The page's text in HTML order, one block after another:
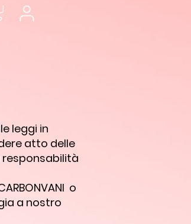
leggi in
atto delle
responsabilità
o
a nostro